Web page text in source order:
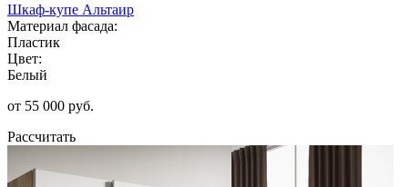
Шкаф-купе Альтаир
Материал фасада:
Пластик
Цвет:
Белый
от 55 000 руб.
Рассчитать